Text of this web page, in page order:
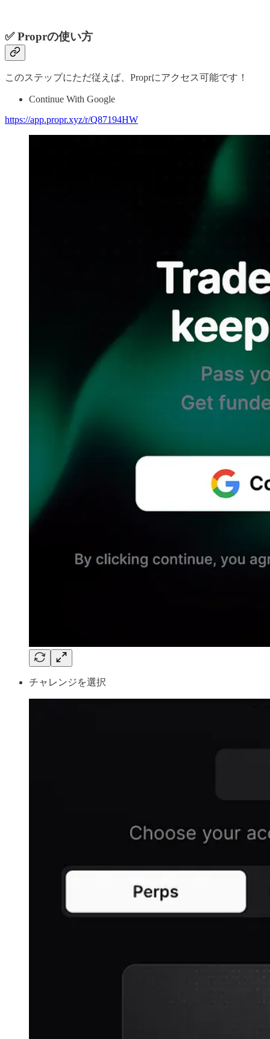
✅ Proprの使い方
このステップにただ従えば、Proprにアクセス可能です！
Continue With Google
https://app.propr.xyz/r/Q87194HW
チャレンジを選択